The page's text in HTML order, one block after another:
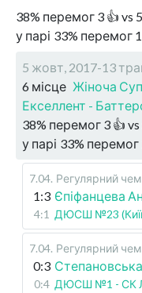
38% перемог 3 👍 vs 5
у парі 33% перемог 1
5 жовт, 2017-13
6 місце Жіноча
Екселлент -
38% перемог 3 👍 vs
у парі 33% перемог
7.04. Регулярний
1:3 Єпіфанцева
4:1 ДЮСШ №23
7.04. Регулярний
0:3
0:4 ДЮСШ №1 - СК